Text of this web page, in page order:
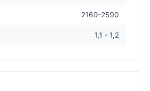
2160-2590
1,1 - 1,2